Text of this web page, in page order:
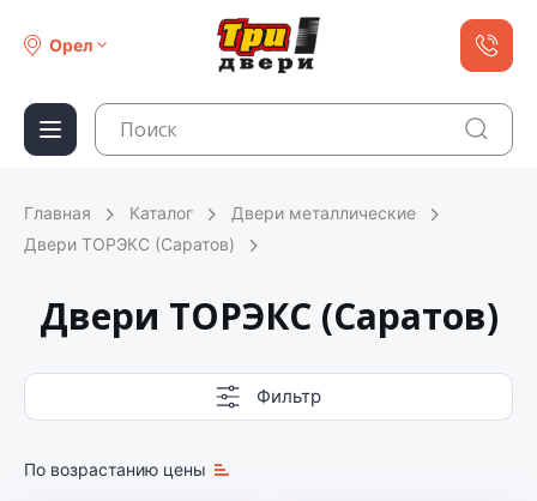
Орел
Главная Каталог
Двери металлические
Двери ТОРЭКС (Саратов)
Двери ТОРЭКС (Саратов)
Фильтр
По возрастанию цены